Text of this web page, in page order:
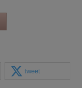
tweet